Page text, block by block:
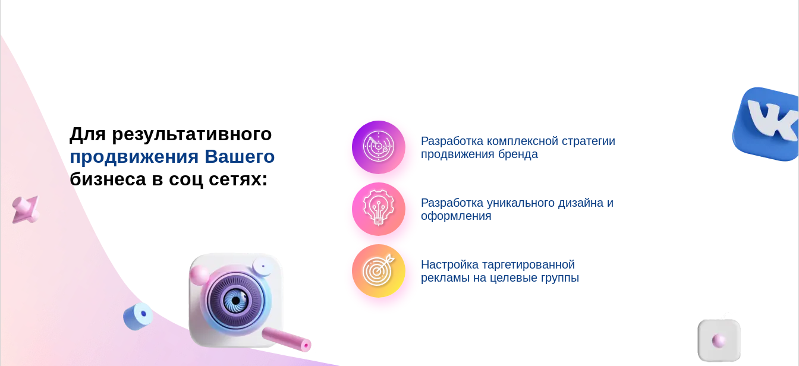
Для результативного
продвижения Вашего
бизнеса в соц сетях:
Разработка комплексной стратегии
продвижения бренда
Разработка уникального дизайна и
оформления
Настройка таргетированной
рекламы на целевые группы